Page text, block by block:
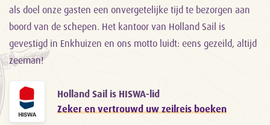
als doel onze gasten een onvergetelijke tijd te bezorgen aan
boord van de schepen. Het kantoor van Holland Sail is
gevestigd in Enkhuizen en ons motto luidt: eens gezeild, altijd
zeeman!
Holland Sail is HISWA-lid
Zeker en vertrouwd uw zeilreis boeken